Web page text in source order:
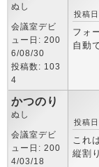
ぬし
会議室デビ
ュー日: 200
6/08/30
投稿数: 103
4
投稿
フォ
自動
かつのり
ぬし
会議室デビ
ュー日: 200
4/03/18
投稿
これ
縦割